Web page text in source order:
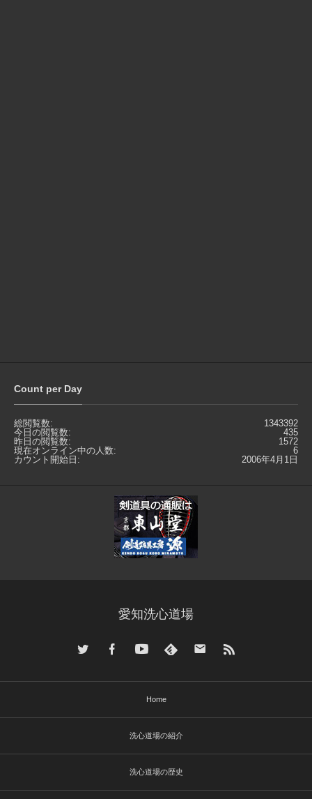
Count per Day
1343392
総閲覧数:
435
今日の閲覧数:
1572
昨日の閲覧数:
6
現在オンライン中の人数:
2006年4月1日
カウント開始日:
愛知洗心道場
Home
洗心道場の紹介
洗心道場の歴史